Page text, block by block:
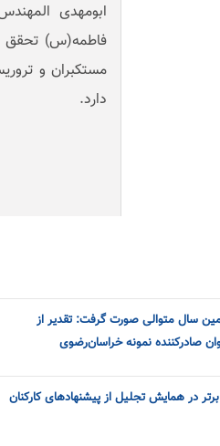
ابومهدی
فاطمه(س) تحقق
مستکبران و
دارد.
سال متوالی صورت گرفت: تقدیر از
صادرکننده نمونه خراسان‌رضوی
10 پیشنهاد برتر در همایش تجلیل از پیشنهادهای کارکنان